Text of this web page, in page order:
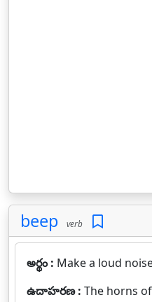
beep verb
అర్థం : Make a loud
ఉదాహరణ : The horns